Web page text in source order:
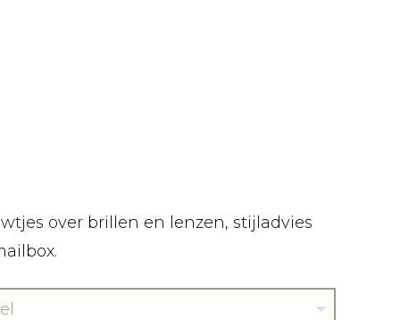
over brillen en lenzen, stijladvies